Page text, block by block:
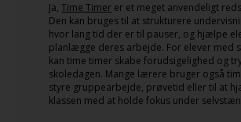
Ja,Time Timer er et meget anvendeligt
Den kan bruges til at strukturere
hvor lang tid der er til pauser, og hjælpe
planlægge deres arbejde. For elever med
kan time timer skabe forudsigelighed og
skoledagen. Mange lærere bruger også
styre gruppearbejde, prøvetid eller til at
klassen med at holde fokus under